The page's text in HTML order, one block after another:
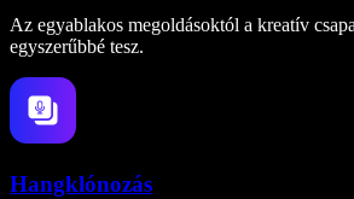
Az egyablakos megoldásoktól a kreatív
egyszerűbbé tesz.
Hangklónozás